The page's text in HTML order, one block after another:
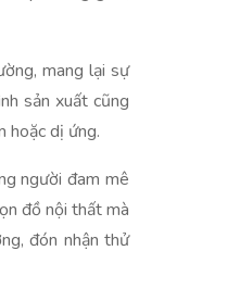
mang lại sự
sản xuất cũng
hoặc dị ứng.
người đam mê
đồ nội thất mà
đón nhận thử